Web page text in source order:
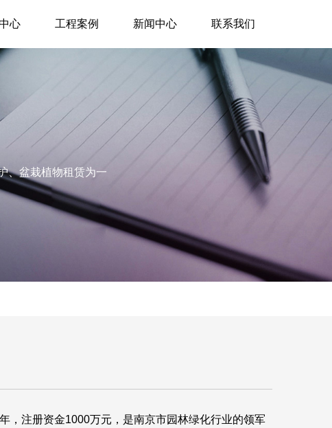
心 工程案例 新闻中心 联系我们
、盆栽植物租赁为一
，注册资金1000万元，是南京市园林绿化行业的领军